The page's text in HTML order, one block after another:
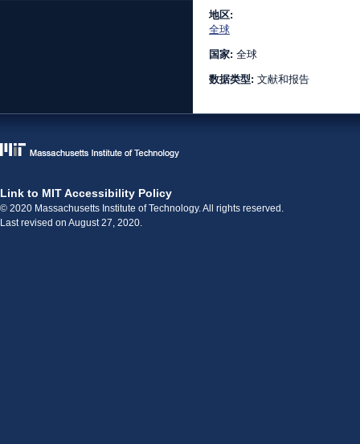
地区:
全球
国家: 全球
数据类型: 文献和报告
Link to MIT Accessibility Policy
© 2020 Massachusetts Institute of Technology. All rights reserved.
Last revised on August 27, 2020.